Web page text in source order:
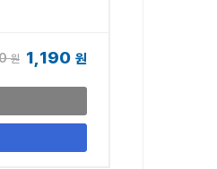
원 1,190 원